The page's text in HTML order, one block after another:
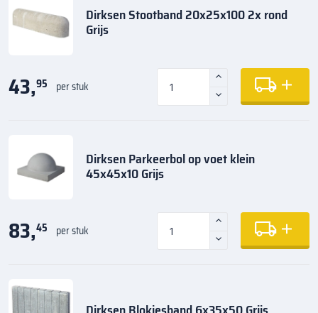
Dirksen Stootband 20x25x100 2x rond
Grijs
43,95 per stuk
Dirksen Parkeerbol op voet klein
45x45x10 Grijs
83,45 per stuk